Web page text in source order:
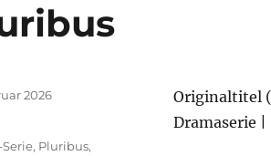
Originaltitel
Dramaserie
2026
, Pluribus,